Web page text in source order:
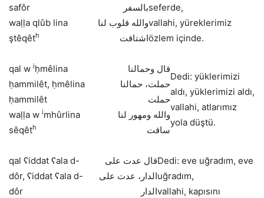
safôr
waḷḷa qlûb lina
ştêqêth
بالسفر
والله قلوب لنا
اشتاقت
seferde,
vallahi, yüreklerimiz
özlem içinde.
qal w iḥmêlina
ḥammilêt, ḥmêlina
ḥammilêt
waḷḷa w imhûrlina
sêqêth
قال وحمالنا
حملت، حمالنا
حملت
والله ومهور لنا
ساقت
Dedi: yüklerimizi
aldı, yüklerimizi aldı,
vallahi, atlarımız
yola düştü.
qal ʕiddat ʕala d-
dôr, ʕiddat ʕala d-
dôr
قال عدت على
الدار، عدت على
الدار
Dedi: eve uğradım, eve
uğradım,
vallahi, kapısını